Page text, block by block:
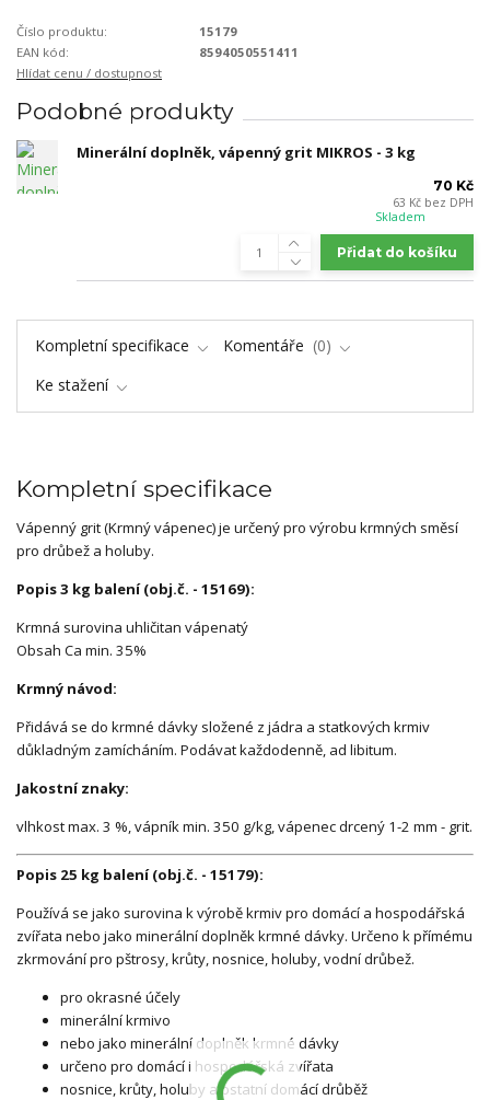
Číslo produktu:
15179
EAN kód:
8594050551411
Hlídat cenu / dostupnost
Podobné produkty
Minerální doplněk, vápenný grit MIKROS - 3 kg
70 Kč
63 Kč bez DPH
Skladem
Přidat do košíku
Kompletní specifikace Komentáře
0
Ke stažení
Kompletní specifikace
Vápenný grit (Krmný vápenec) je určený pro výrobu krmných směsí
pro drůbež a holuby.
Popis 3 kg balení (obj.č. - 15169):
Krmná surovina uhličitan vápenatý
Obsah Ca min. 35%
Krmný návod:
Přidává se do krmné dávky složené z jádra a statkových krmiv
důkladným zamícháním. Podávat každodenně, ad libitum.
Jakostní znaky:
vlhkost max. 3 %, vápník min. 350 g/kg, vápenec drcený 1-2 mm - grit.
Popis 25 kg balení (obj.č. - 15179):
Používá se jako surovina k výrobě krmiv pro domácí a hospodářská
zvířata nebo jako minerální doplněk krmné dávky. Určeno k přímému
zkrmování pro pštrosy, krůty, nosnice, holuby, vodní drůbež.
pro okrasné účely
minerální krmivo
nebo jako minerální doplněk krmné dávky
určeno pro domácí i hospodářská zvířata
nosnice, krůty, holuby a ostatní domácí drůběž